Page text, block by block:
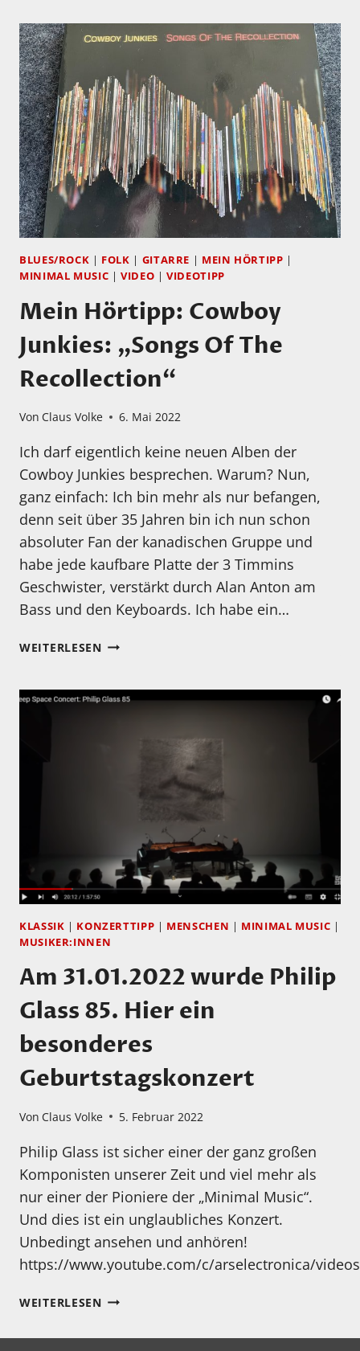
PORTER:
CYCLE.SOUND.COLOR.
BLUES/ROCK | FOLK | GITARRE | MEIN HÖRTIPP |
MINIMAL MUSIC |VIDEO |VIDEOTIPP
Mein Hörtipp: Cowboy
Junkies: „Songs Of The
Recollection“
Von Claus Volke 6. Mai 2022
Ich darf eigentlich keine neuen Alben der
Cowboy Junkies besprechen. Warum? Nun,
ganz einfach: Ich bin mehr als nur befangen,
denn seit über 35 Jahren bin ich nun schon
absoluter Fan der kanadischen Gruppe und
habe jede kaufbare Platte der 3 Timmins
Geschwister, verstärkt durch Alan Anton am
Bass und den Keyboards. Ich habe ein…
WEITERLESENMEIN
JUNKIES:
RECOLLECTION“
KLASSIK | KONZERTTIPP | MENSCHEN | MINIMAL MUSIC |
MUSIKER:INNEN
Am 31.01.2022 wurde Philip
Glass 85. Hier ein
besonderes
Geburtstagskonzert
Von Claus Volke 5. Februar 2022
Philip Glass ist sicher einer der ganz großen
Komponisten unserer Zeit und viel mehr als
nur einer der Pioniere der „Minimal Music“.
Und dies ist ein unglaubliches Konzert.
Unbedingt ansehen und anhören!
https://www.youtube.com/c/arselectronica/videos
WEITERLESENAM
WURDE